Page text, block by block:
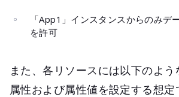
「App1」インスタンスからのみデ
を許可
また、各リソースには以下のよう
属性および属性値を設定する想定